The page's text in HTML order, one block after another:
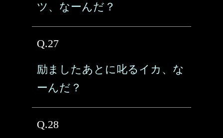
ツ、なーんだ？
Q.27
励ましたあとに叱るイカ、な
ーんだ？
Q.28